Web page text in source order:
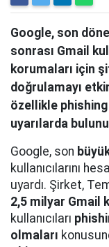
Google, son
sonrası Gmail
korumaları için
doğrulamayı
özellikle phishing
uyarılarda
Google, son
kullanıcılarını
uyardı. Şirket,
2,5 milyar Gmail
kullanıcıları
olmaları